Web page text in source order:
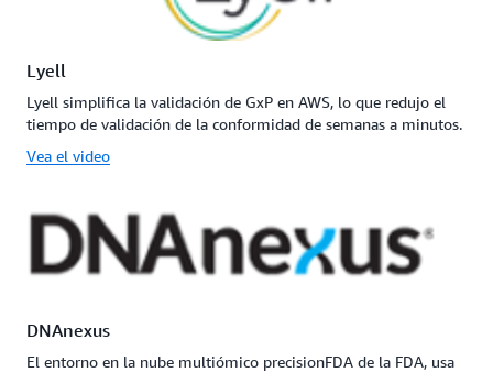
Lyell
Lyell simplifica la validación de GxP en AWS, lo que redujo el
tiempo de validación de la conformidad de semanas a minutos.
Vea el video
DNAnexus
El entorno en la nube multiómico precisionFDA de la FDA, usa